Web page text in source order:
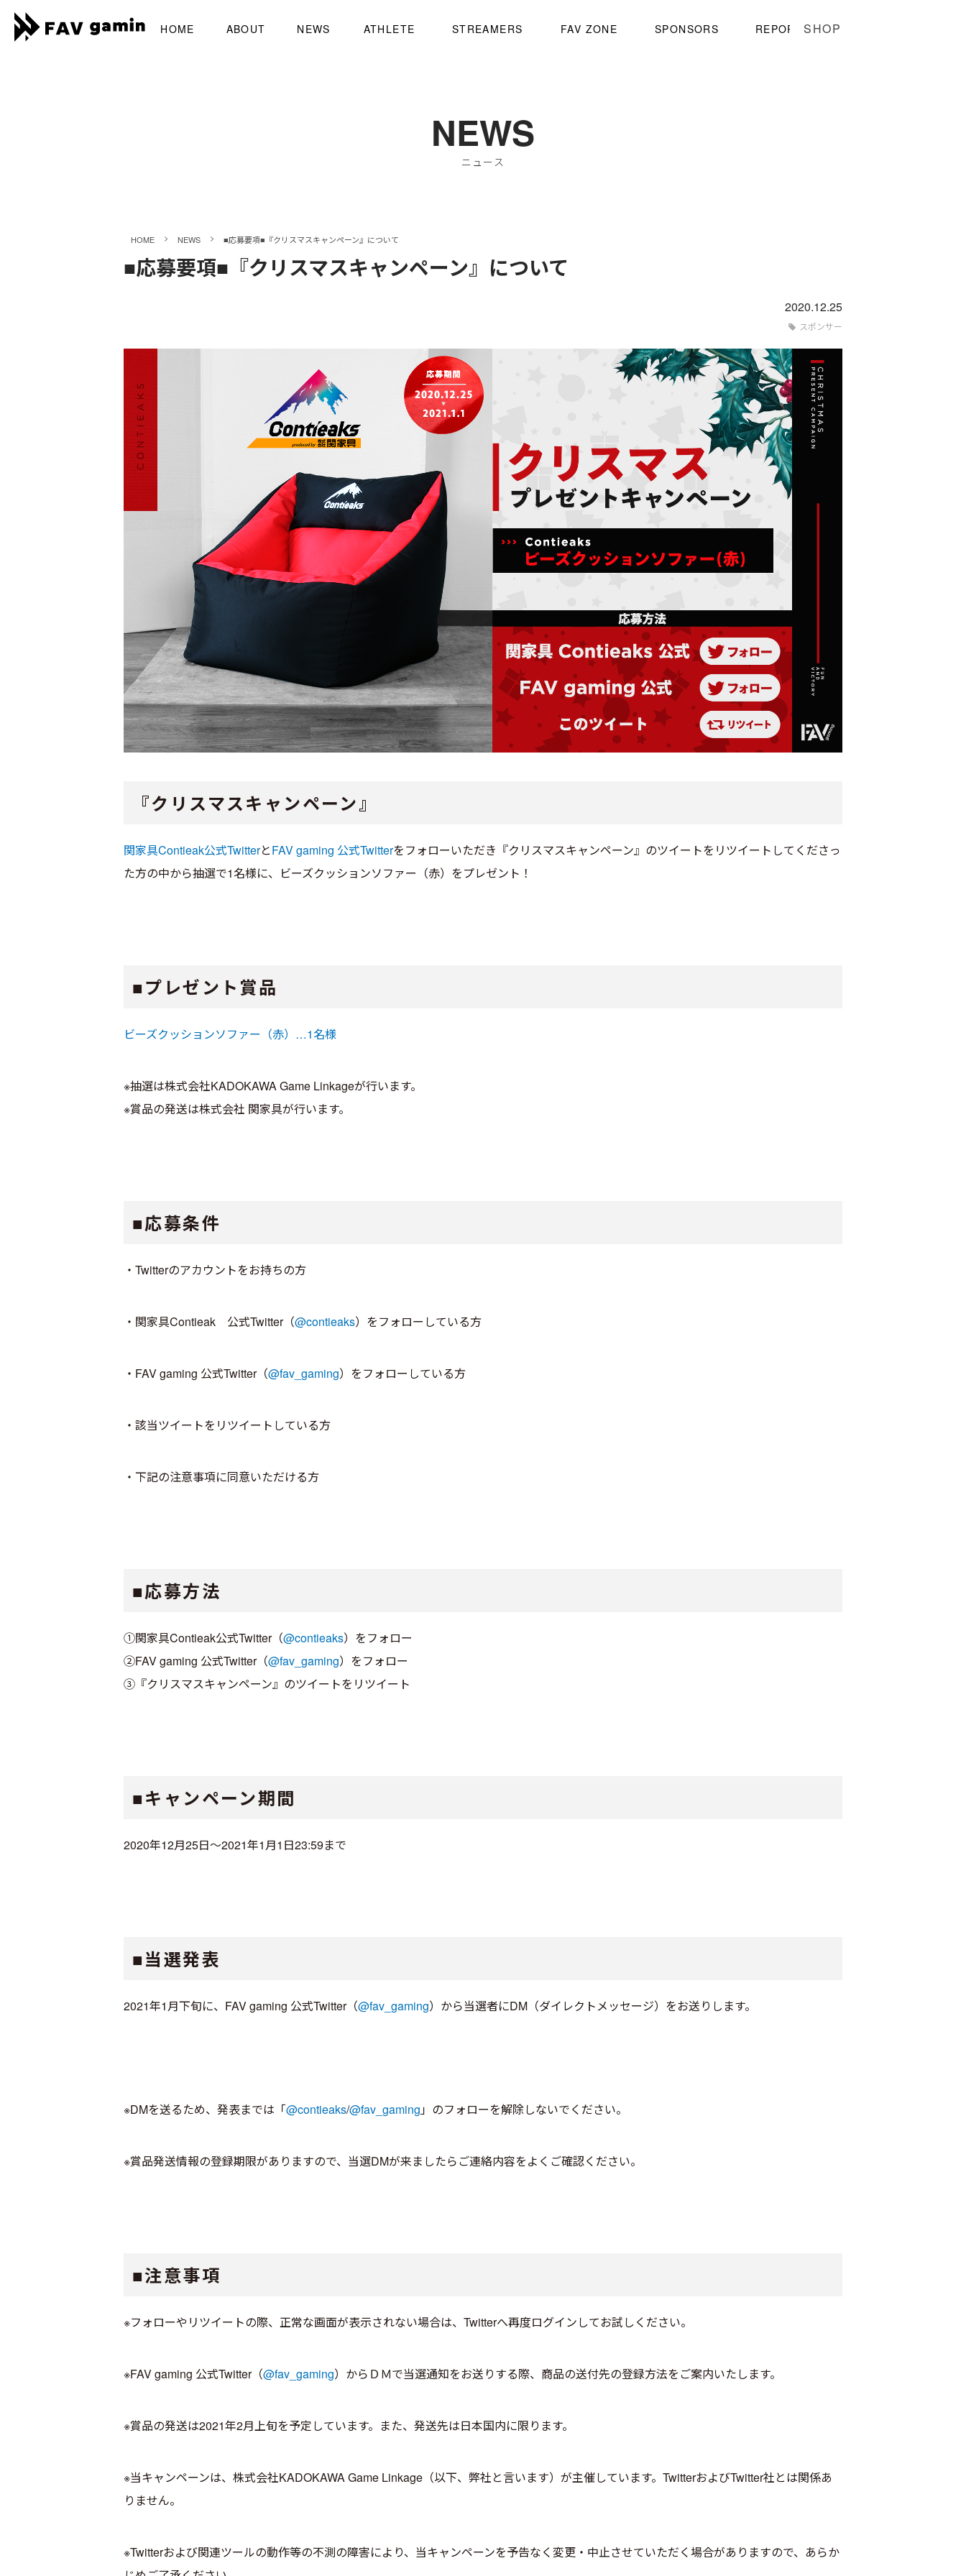
HOME ABOUT NEWS ATHLETE STREAMERS FAV ZONE SPONSORS REPORT SHOP
NEWS
ニュース
HOME > NEWS > ■応募要項■『クリスマスキャンペーン』について
■応募要項■『クリスマスキャンペーン』について
2020.12.25
スポンサー
『クリスマスキャンペーン』
関家具Contieak公式TwitterとFAV gaming 公式Twitterをフォローいただき『クリスマスキャンペーン』のツイートをリツイートしてくださっ
た方の中から抽選で1名様に、ビーズクッションソファー（赤）をプレゼント！
■プレゼント賞品
ビーズクッションソファー（赤）…1名様
※抽選は株式会社KADOKAWA Game Linkageが行います。
※賞品の発送は株式会社 関家具が行います。
■応募条件
・Twitterのアカウントをお持ちの方
・関家具Contieak 公式Twitter（@contieaks）をフォローしている方
・FAV gaming 公式Twitter（@fav_gaming）をフォローしている方
・該当ツイートをリツイートしている方
・下記の注意事項に同意いただける方
■応募方法
①関家具Contieak公式Twitter（@contieaks）をフォロー
②FAV gaming 公式Twitter（@fav_gaming）をフォロー
③『クリスマスキャンペーン』のツイートをリツイート
■キャンペーン期間
2020年12月25日～2021年1月1日23:59まで
■当選発表
2021年1月下旬に、FAV gaming 公式Twitter（@fav_gaming）から当選者にDM（ダイレクトメッセージ）をお送りします。
※DMを送るため、発表までは「@contieaks/@fav_gaming」のフォローを解除しないでください。
※賞品発送情報の登録期限がありますので、当選DMが来ましたらご連絡内容をよくご確認ください。
■注意事項
※フォローやリツイートの際、正常な画面が表示されない場合は、Twitterへ再度ログインしてお試しください。
※FAV gaming 公式Twitter（@fav_gaming）からＤＭで当選通知をお送りする際、商品の送付先の登録方法をご案内いたします。
※賞品の発送は2021年2月上旬を予定しています。また、発送先は日本国内に限ります。
※当キャンペーンは、株式会社KADOKAWA Game Linkage（以下、弊社と言います）が主催しています。TwitterおよびTwitter社とは関係あ
りません。
※Twitterおよび関連ツールの動作等の不測の障害により、当キャンペーンを予告なく変更・中止させていただく場合がありますので、あらか